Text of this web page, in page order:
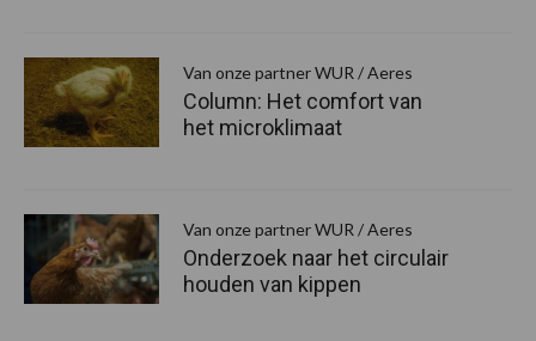
Van onze partner WUR / Aeres
Column: Het comfort van
het microklimaat
Van onze partner WUR / Aeres
Onderzoek naar het circulair
houden van kippen